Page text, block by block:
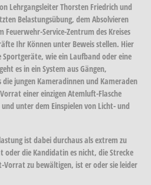
Lehrgangsleiter Thorsten Friedrich und
Belastungsübung, dem Absolvieren
Service-Zentrum des Kreises
Ihr Können unter Beweis stellen. Hier
wie ein Laufband oder eine
es in ein System aus Gängen,
die jungen Kameradinnen und Kameraden
einer einzigen Atemluft-Flasche
unter dem Einspielen von Licht- und
ist dabei durchaus als extrem zu
oder die Kandidatin es nicht, die Strecke
zu bewältigen, ist er oder sie leider